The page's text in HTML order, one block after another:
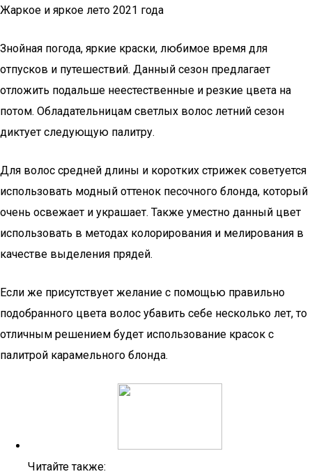
Жаркое и яркое лето 2021 года
Знойная погода, яркие краски, любимое время для
отпусков и путешествий. Данный сезон предлагает
отложить подальше неестественные и резкие цвета на
потом. Обладательницам светлых волос летний сезон
диктует следующую палитру.
Для волос средней длины и коротких стрижек советуется
использовать модный оттенок песочного блонда, который
очень освежает и украшает. Также уместно данный цвет
использовать в методах колорирования и мелирования в
качестве выделения прядей.
Если же присутствует желание с помощью правильно
подобранного цвета волос убавить себе несколько лет, то
отличным решением будет использование красок с
палитрой карамельного блонда.
Читайте также: